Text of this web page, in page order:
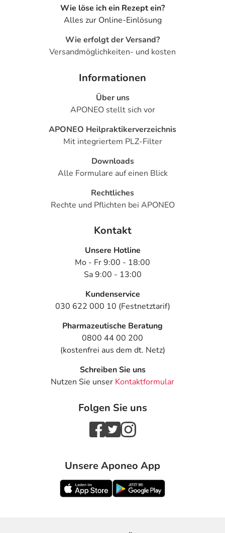
Wie löse ich ein Rezept ein?
Alles zur Online-Einlösung
Wie erfolgt der Versand?
Versandmöglichkeiten- und kosten
Informationen
Über uns
APONEO stellt sich vor
APONEO Heilpraktikerverzeichnis
Mit integriertem PLZ-Filter
Downloads
Alle Formulare auf einen Blick
Rechtliches
Rechte und Pflichten bei APONEO
Kontakt
Unsere Hotline
Mo - Fr 9:00 - 18:00
Sa 9:00 - 13:00
Kundenservice
030 622 000 10 (Festnetztarif)
Pharmazeutische Beratung
0800 44 00 200
(kostenfrei aus dem dt. Netz)
Schreiben Sie uns
Nutzen Sie unser Kontaktformular
Folgen Sie uns
Unsere Aponeo App